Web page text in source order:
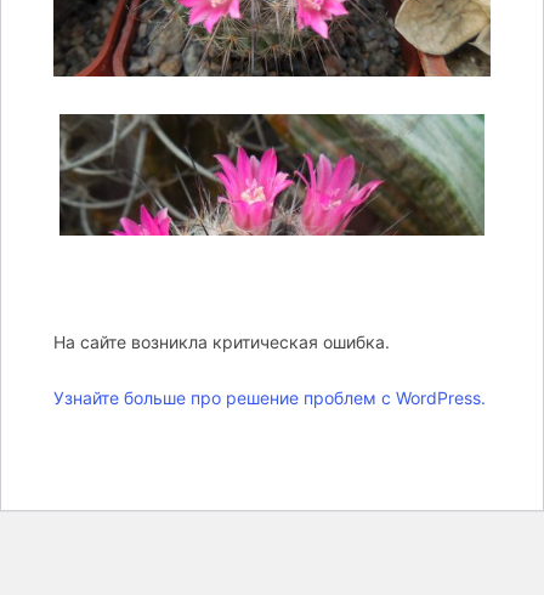
На сайте возникла критическая ошибка.
Узнайте больше про решение проблем с WordPress.